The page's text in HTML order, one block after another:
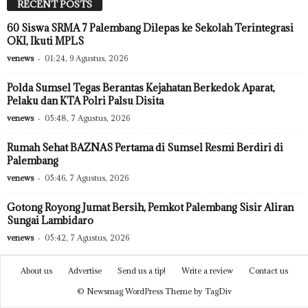
RECENT POSTS
60 Siswa SRMA 7 Palembang Dilepas ke Sekolah Terintegrasi
OKI, Ikuti MPLS
venews - 01:24, 9 Agustus, 2026
Polda Sumsel Tegas Berantas Kejahatan Berkedok Aparat,
Pelaku dan KTA Polri Palsu Disita
venews - 05:48, 7 Agustus, 2026
Rumah Sehat BAZNAS Pertama di Sumsel Resmi Berdiri di
Palembang
venews - 05:46, 7 Agustus, 2026
Gotong Royong Jumat Bersih, Pemkot Palembang Sisir Aliran
Sungai Lambidaro
venews - 05:42, 7 Agustus, 2026
About us Advertise Send us a tip! Write a review
Contact us
© Newsmag WordPress Theme by TagDiv